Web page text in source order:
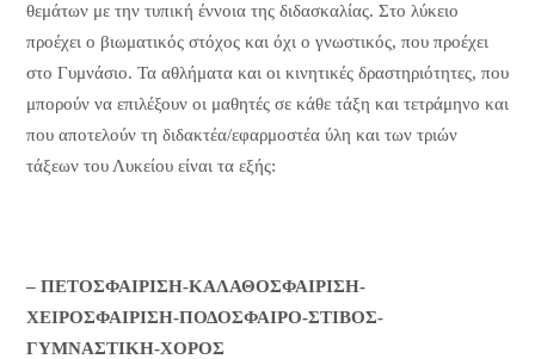
θεμάτων με την τυπική έννοια της διδασκαλίας. Στο λύκειο
προέχει ο βιωματικός στόχος και όχι ο γνωστικός, που προέχει
στο Γυμνάσιο. Τα αθλήματα και οι κινητικές δραστηριότητες, που
μπορούν να επιλέξουν οι μαθητές σε κάθε τάξη και τετράμηνο και
που αποτελούν τη διδακτέα/εφαρμοστέα ύλη και των τριών
τάξεων του Λυκείου είναι τα εξής:
– ΠΕΤΟΣΦΑΙΡΙΣΗ-ΚΑΛΑΘΟΣΦΑΙΡΙΣΗ-
ΧΕΙΡΟΣΦΑΙΡΙΣΗ-ΠΟΔΟΣΦΑΙΡΟ-ΣΤΙΒΟΣ-
ΓΥΜΝΑΣΤΙΚΗ-ΧΟΡΟΣ